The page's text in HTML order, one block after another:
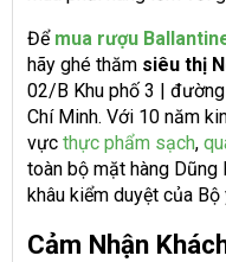
Để mua rượu
hãy ghé thăm siêu thị
02/B Khu phố 3 |
Chí Minh. Với 10 năm
vực thực phẩm sạch,
toàn bộ mặt hàng Dũng
khâu kiểm duyệt của Bộ
Cảm Nhận